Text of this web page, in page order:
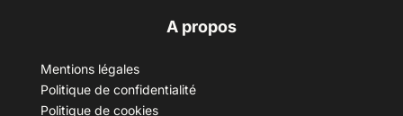
A propos
Mentions légales
Politique de confidentialité
Politique de cookies